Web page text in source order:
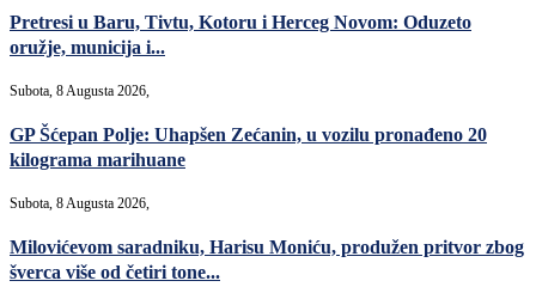
Pretresi u Baru, Tivtu, Kotoru i Herceg Novom: Oduzeto
oružje, municija i...
Subota, 8 Augusta 2026,
GP Šćepan Polje: Uhapšen Zećanin, u vozilu pronađeno 20
kilograma marihuane
Subota, 8 Augusta 2026,
Milovićevom saradniku, Harisu Moniću, produžen pritvor zbog
šverca više od četiri tone...